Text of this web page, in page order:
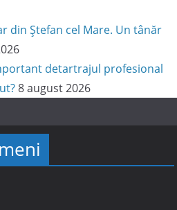
din Ștefan cel Mare. Un tânăr
detartrajul profesional
8 august 2026